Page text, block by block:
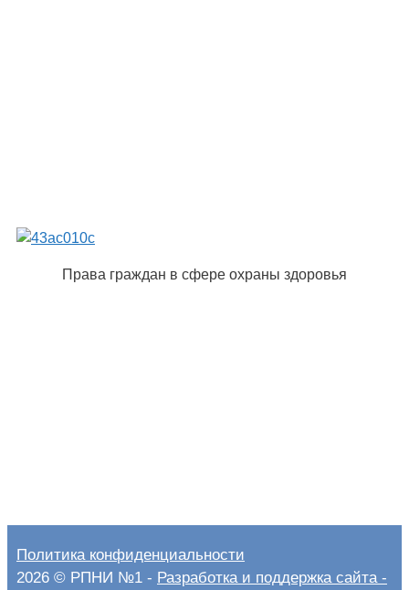
Права граждан в сфере охраны здоровья
Политика конфиденциальности
2026 © РПНИ №1 - Разработка и поддержка сайта -